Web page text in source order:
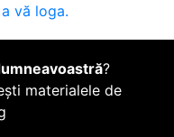
vă loga.
?
materialele de